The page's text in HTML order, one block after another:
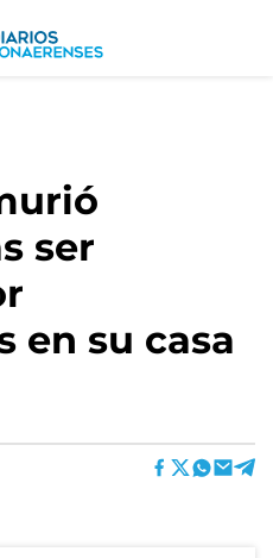
ser
en su casa